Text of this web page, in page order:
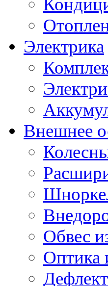
Электрика
Внешнее
Обвес
Оптика